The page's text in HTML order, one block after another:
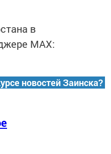
в
MАХ:
новостей Заинска?